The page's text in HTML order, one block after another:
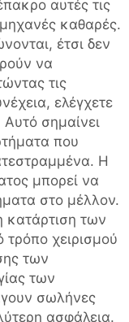
αυτές τις
καθαρές.
έτσι δεν
να
τις
ελέγχετε
σημαίνει
που
Η
μπορεί να
στο μέλλον.
κατάρτιση των
χειρισμού
των
των
σωλήνες
ασφάλεια.